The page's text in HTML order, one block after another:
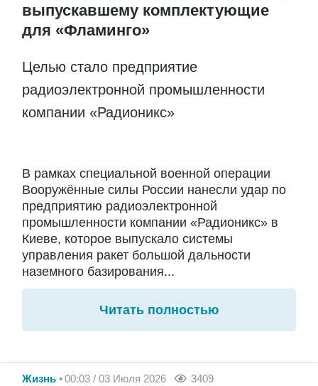
выпускавшему комплектующие
для «Фламинго»
Целью стало предприятие
радиоэлектронной промышленности
компании «Радионикс»
В рамках специальной военной операции
Вооружённые силы России нанесли удар по
предприятию радиоэлектронной
промышленности компании «Радионикс» в
Киеве, которое выпускало системы
управления ракет большой дальности
наземного базирования...
Читать полностью
Жизнь 00:03 / 03 Июля 2026 3409